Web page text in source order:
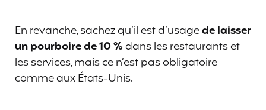
En revanche, sachez qu’il est d’usagede laisser
un pourboire de 10 %dans les restaurants et
les services, mais ce n’est pas obligatoire
comme aux États-Unis.